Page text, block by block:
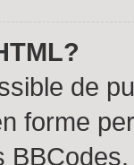
de
forme
BBCodes.